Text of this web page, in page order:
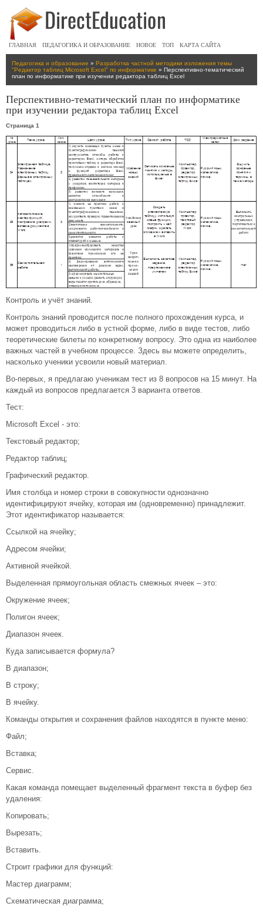
ГЛАВНАЯ ПЕДАГОГИКА И ОБРАЗОВАНИЕ НОВОЕ ТОП КАРТА САЙТА
Педагогика и образование » Разработка частной методики изложения темы
"Редактор таблиц Microsoft Excel" по информатике » Перспективно-тематический
план по информатике при изучении редактора таблиц Excel
Перспективно-тематический план по информатике
при изучении редактора таблиц Excel
Страница 1
Контроль и учёт знаний.
Контроль знаний проводится после полного прохождения курса, и
может проводиться либо в устной форме, либо в виде тестов, либо
теоретические билеты по конкретному вопросу. Это одна из наиболее
важных частей в учебном процессе. Здесь вы можете определить,
насколько ученики усвоили новый материал.
Во-первых, я предлагаю ученикам тест из 8 вопросов на 15 минут. На
каждый из вопросов предлагается 3 варианта ответов.
Тест:
Microsoft Excel - это:
Текстовый редактор;
Редактор таблиц;
Графический редактор.
Имя столбца и номер строки в совокупности однозначно
идентифицируют ячейку, которая им (одновременно) принадлежит.
Этот идентификатор называется:
Ссылкой на ячейку;
Адресом ячейки;
Активной ячейкой.
Выделенная прямоугольная область смежных ячеек – это:
Окружение ячеек;
Полигон ячеек;
Диапазон ячеек.
Куда записывается формула?
В диапазон;
В строку;
В ячейку.
Команды открытия и сохранения файлов находятся в пункте меню:
Файл;
Вставка;
Сервис.
Какая команда помещает выделенный фрагмент текста в буфер без
удаления:
Копировать;
Вырезать;
Вставить.
Строит графики для функций:
Мастер диаграмм;
Схематическая диаграмма;